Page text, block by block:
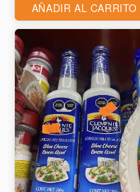
AÑADIR AL CARRITO